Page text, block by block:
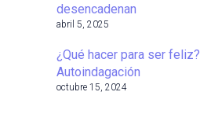
desencadenan
abril 5, 2025
¿Qué hacer para ser feliz?
Autoindagación
octubre 15, 2024